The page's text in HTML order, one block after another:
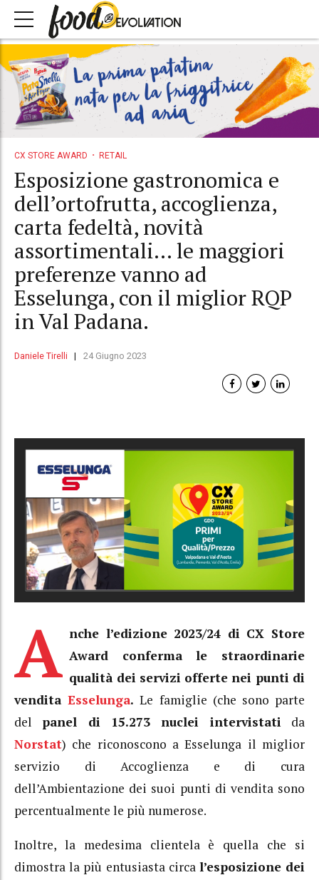
CX STORE AWARD RETAIL
Esposizione gastronomica e
dell’ortofrutta, accoglienza,
carta fedeltà, novità
assortimentali… le maggiori
preferenze vanno ad
Esselunga, con il miglior RQP
in Val Padana.
Daniele Tirelli 24 Giugno 2023
A nche l’edizione 2023/24 di CX Store
Award conferma le straordinarie
qualità dei servizi offerte nei punti di
venditaEsselunga. Le famiglie (che sono parte
del panel di 15.273 nuclei intervistatida
Norstat) che riconoscono a Esselunga il miglior
servizio di Accoglienza e di cura
dell’Ambientazione dei suoi punti di vendita sono
percentualmente le più numerose.
Inoltre, la medesima clientela è quella che si
dimostra la più entusiasta circa l’esposizione dei